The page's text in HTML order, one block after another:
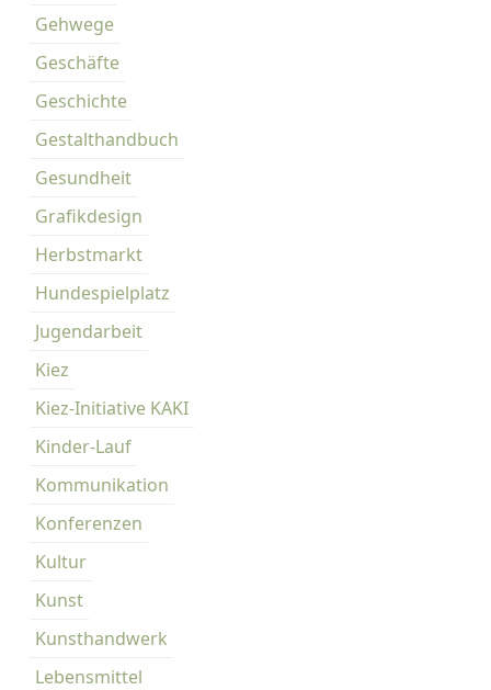
Gehwege
Geschäfte
Geschichte
Gestalthandbuch
Gesundheit
Grafikdesign
Herbstmarkt
Hundespielplatz
Jugendarbeit
Kiez
Kiez-Initiative KAKI
Kinder-Lauf
Kommunikation
Konferenzen
Kultur
Kunst
Kunsthandwerk
Lebensmittel